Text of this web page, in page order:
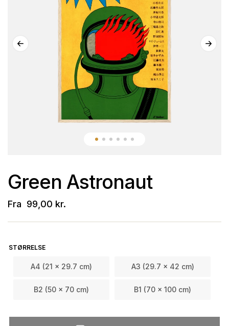
Green Astronaut
Fra 99,00 kr.
STØRRELSE
A4 (21 x 29.7 cm) A3 (29.7 x 42 cm)
B2 (50 x 70 cm) B1 (70 x 100 cm)